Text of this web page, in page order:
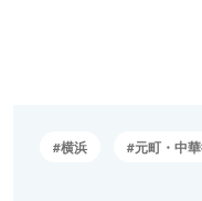
横浜 元町・中